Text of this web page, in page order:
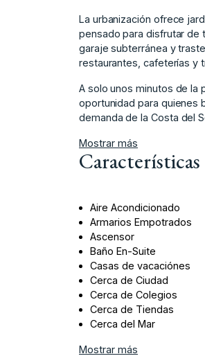
La urbanización ofrece
pensado para disfrutar de
garaje subterránea y
restaurantes, cafeterías y
A solo unos minutos de la
‌oportunidad para quienes
‌demanda ‌de ‌la ‌Costa ‌del
Mostrar más
Características
Aire Acondicionado
Armarios Empotrados
Ascensor
Baño En-Suite
Casas de vacaciónes
Cerca de Ciudad
Cerca de Colegios
Cerca de Tiendas
Cerca del Mar
Mostrar más